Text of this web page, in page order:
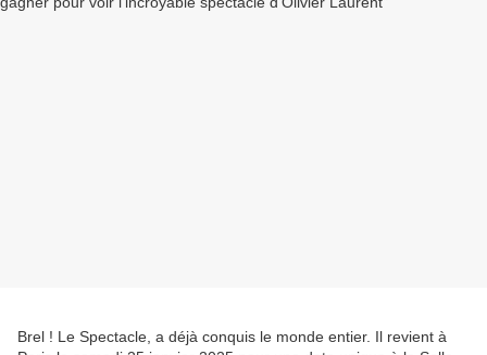
Brel ! Le Spectacle, a déjà conquis le monde entier. Il revient à